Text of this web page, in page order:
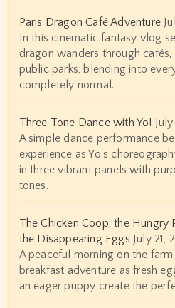
Paris Dragon Café Adventure
In this cinematic fantasy vlog
dragon wanders through cafés,
public parks, blending into
completely normal.
Three Tone Dance with Yo!
A simple dance performance
experience as Yo's
in three vibrant panels with
tones.
The Chicken Coop, the Hungry
the Disappearing Eggs July 21,
A peaceful morning on the
breakfast adventure as fresh
an eager puppy create the